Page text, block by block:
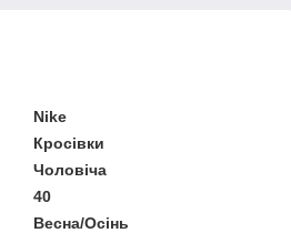
Nike
Кросівки
Чоловіча
40
Весна/Осінь